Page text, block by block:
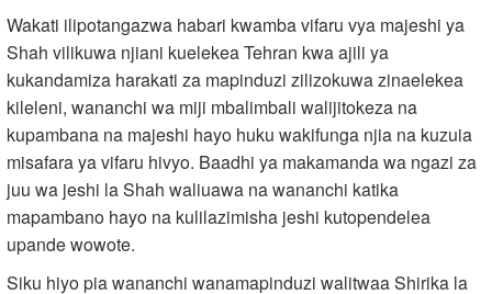
Wakati ilipotangazwa habari kwamba vifaru vya majeshi ya
Shah vilikuwa njiani kuelekea Tehran kwa ajili ya
kukandamiza harakati za mapinduzi zilizokuwa zinaelekea
kileleni, wananchi wa miji mbalimbali walijitokeza na
kupambana na majeshi hayo huku wakifunga njia na kuzuia
misafara ya vifaru hivyo. Baadhi ya makamanda wa ngazi za
juu wa jeshi la Shah waliuawa na wananchi katika
mapambano hayo na kulilazimisha jeshi kutopendelea
upande wowote.
Siku hiyo pia wananchi wanamapinduzi walitwaa Shirika la